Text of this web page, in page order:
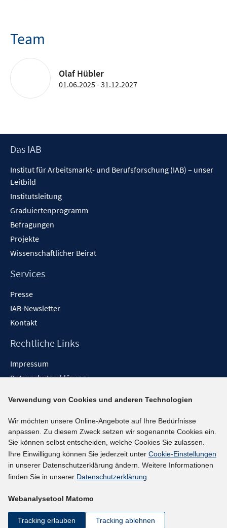
Team
Olaf Hübler
01.06.2025 - 31.12.2027
Footer
Das IAB
Institut für Arbeitsmarkt- und Berufsforschung (IAB) – unser
Leitbild
Institutsleitung
Graduiertenprogramm
Befragungen
Projekte
Wissenschaftlicher Beirat
Services
Presse
IAB-Newsletter
Kontakt
Rechtliche Links
Impressum
Datenschutzerklärung
Barrieren melden
Social-Media-Kanäle
BlueSky
YouTube
LinkedIn
kununu
Netiquette
Verwendung von Cookies und anderen Technologien
Wir möchten unsere Online-Angebote auf Ihre Bedürfnisse
anpassen. Zu diesem Zweck setzen wir sogenannte Cookies ein.
Sie können selbst entscheiden, welche Cookies Sie zulassen.
Ihre Einwilligung können Sie jederzeit unter Cookie-Einstellungen
in unserer Datenschutzerklärung ändern. Weitere Informationen
finden Sie in unserer Datenschutzerklärung.
Webanalysetool Matomo
Tracking erlauben Tracking ablehnen